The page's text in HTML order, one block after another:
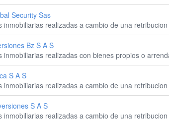
Security Sas
inmobiliarias realizadas a cambio de una
Bz S A S
inmobiliarias realizadas con bienes propios o
S A S
inmobiliarias realizadas a cambio de una
S A S
inmobiliarias realizadas a cambio de una